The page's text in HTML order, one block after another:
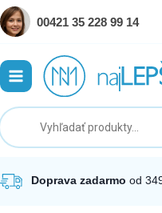
00421 35 228 99 14
Doprava zadarmo od